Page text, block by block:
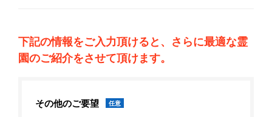
下記の情報をご入力頂けると、さらに最適な霊
園のご紹介をさせて頂けます。
その他のご要望 任意